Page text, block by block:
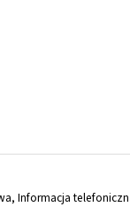
Informacja